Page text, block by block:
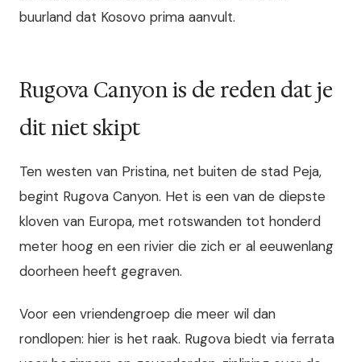
buurland dat Kosovo prima aanvult.
Rugova Canyon is de reden dat je
dit niet skipt
Ten westen van Pristina, net buiten de stad Peja,
begint Rugova Canyon. Het is een van de diepste
kloven van Europa, met rotswanden tot honderd
meter hoog en een rivier die zich er al eeuwenlang
doorheen heeft gegraven.
Voor een vriendengroep die meer wil dan
rondlopen: hier is het raak. Rugova biedt via ferrata